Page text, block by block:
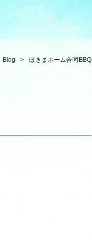
Blog ほきまホーム合同BBQ